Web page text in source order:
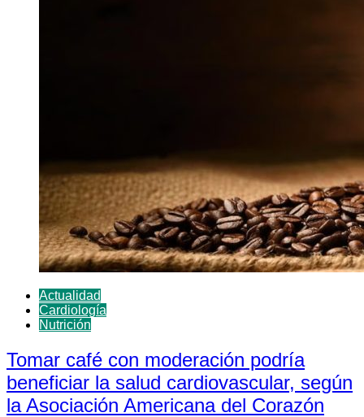
Actualidad
Cardiología
Nutrición
Tomar café con moderación podría
beneficiar la salud cardiovascular, según
la Asociación Americana del Corazón